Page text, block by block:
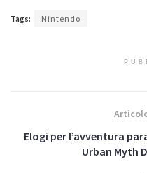
Tags: Nintendo
Elogi per l’avventura
Urban Myth